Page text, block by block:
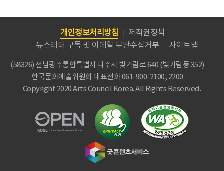
개인정보처리방침
저작권정책
뉴스레터 구독 및 이메일 무단수집거부
사이트맵
(58326) 전남광주통합특별시 나주시 빛가람로 640 (빛가람동 352)
한국문화예술위원회 대표전화 061-900-2100, 2200
Copyright 2020 Arts Council Korea. All Rights Reserved.